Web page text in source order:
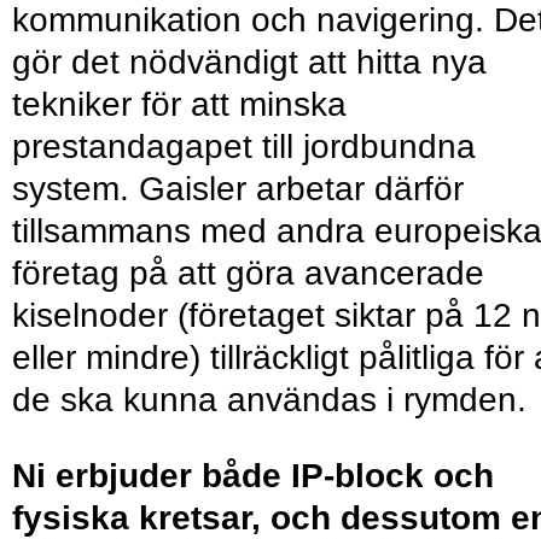
kommunikation och navigering.
gör det nödvändigt att hitta nya
tekniker för att minska
prestandagapet till jordbundna
system. Gaisler arbetar därför
tillsammans med andra europeiska
företag på att göra avancerade
kiselnoder (företaget siktar på 12
eller mindre) tillräckligt pålitliga för
de ska kunna användas i rymden.
Ni erbjuder både IP-block och
fysiska kretsar, och dessutom